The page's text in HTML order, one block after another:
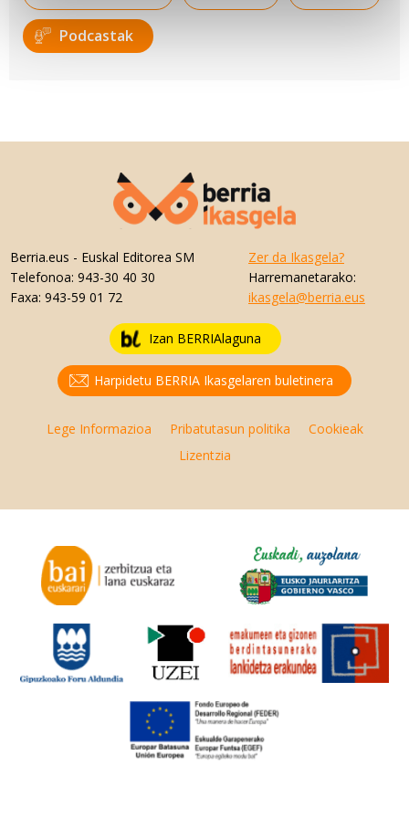
Identify your device by actively scanning it for
specific characteristics (fingerprinting)
zerbitzuak hobetzeko asmoz, cookie teknologiaz
baliatzen gara. Ohar hau onartuz gero, teknologia hori
erabiltzeko baimen esplizitua ematen diguzu.
Podcastak
Berria.eus - Euskal Editorea SM
Telefonoa: 943-30 40 30
Faxa: 943-59 01 72
Zer da Ikasgela?
Harremanetarako:
ikasgela@berria.eus
Izan BERRIAlaguna
Harpidetu BERRIA Ikasgelaren buletinera
Lege Informazioa Pribatutasun politika
Cookieak
Lizentzia